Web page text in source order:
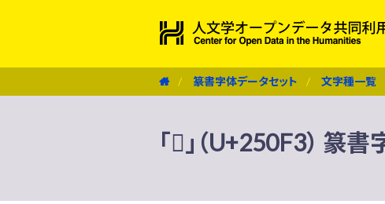
篆書字体データセット 文字種一覧
「𥃳」（U+250F3） 篆